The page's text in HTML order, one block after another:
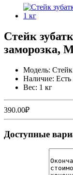
Стейк
заморозка,
Модель: Стейк
Наличие:
Вес: 1 кг
390.00₽
Доступные